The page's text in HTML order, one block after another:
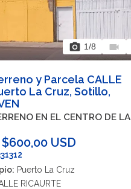
photo_camera 1/8 videocam
y Parcela CALLE
La Cruz, Sotillo,
EN EL CENTRO DE LA
USD
Puerto La Cruz
RICAURTE